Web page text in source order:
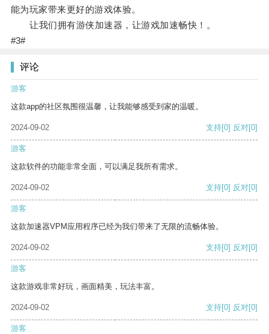
能为玩家带来更好的游戏体验。
让我们拥有游侠加速器，让游戏加速畅快！。
#3#
评论
游客
这款app的社区氛围很温馨，让我能够感受到家的温暖。
2024-09-02 支持[0] 反对[0]
游客
这款软件的功能非常全面，可以满足我所有需求。
2024-09-02 支持[0] 反对[0]
游客
这款加速器VPM应用程序已经为我们带来了无限的流畅体验。
2024-09-02 支持[0] 反对[0]
游客
这款游戏非常好玩，画面精美，玩法丰富。
2024-09-02 支持[0] 反对[0]
游客